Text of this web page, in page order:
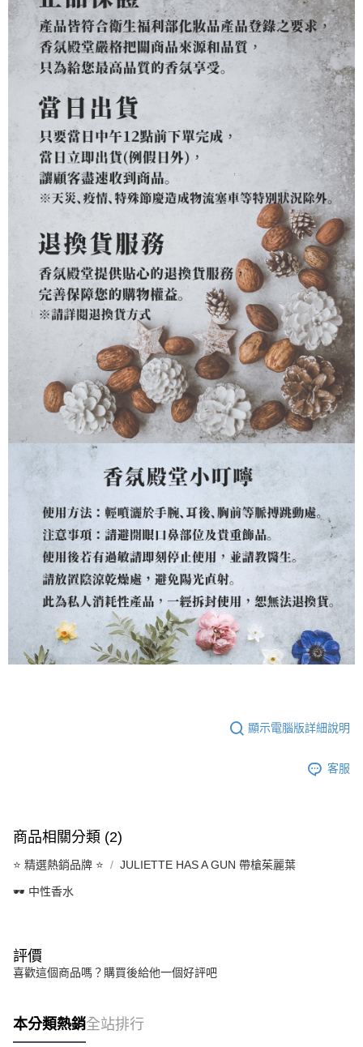
顯示電腦版詳細說明
客服
商品相關分類 (2)
⭐️ 精選熱銷品牌 ⭐️ JULIETTE HAS A GUN 帶槍茱麗葉
🕶️ 中性香水
評價
喜歡這個商品嗎？購買後給他一個好評吧
本分類熱銷全站排行